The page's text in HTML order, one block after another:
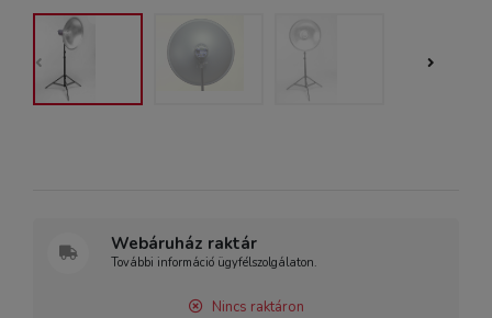
Webáruház raktár
További információ ügyfélszolgálaton.
Nincs raktáron